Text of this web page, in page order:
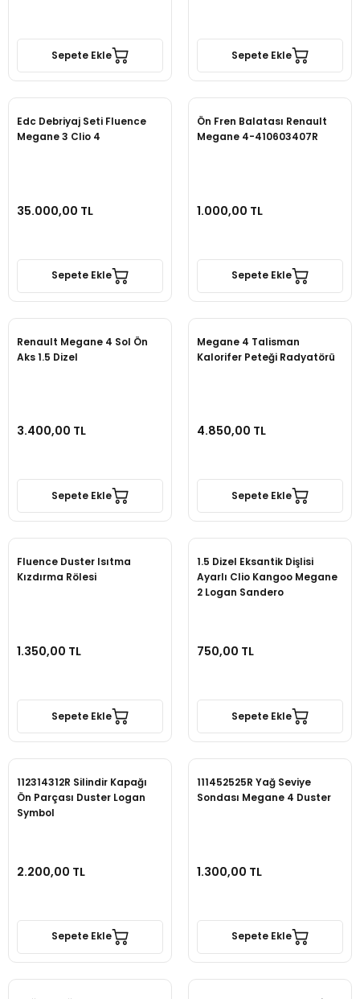
Sepete Ekle Sepete Ekle
Edc Debriyaj Seti Fluence
Megane 3 Clio 4
35.000,00 TL
Sepete Ekle
Ön Fren Balatası Renault
Megane 4-410603407R
1.000,00 TL
Sepete Ekle
Renault Megane 4 Sol Ön
Aks 1.5 Dizel
3.400,00 TL
Sepete Ekle
Megane 4 Talisman
Kalorifer Peteği Radyatörü
4.850,00 TL
Sepete Ekle
Fluence Duster Isıtma
Kızdırma Rölesi
1.350,00 TL
Sepete Ekle
1.5 Dizel Eksantik Dişlisi
Ayarlı Clio Kangoo Megane
2 Logan Sandero
750,00 TL
Sepete Ekle
112314312R Silindir Kapağı
Ön Parçası Duster Logan
Symbol
2.200,00 TL
Sepete Ekle
111452525R Yağ Seviye
Sondası Megane 4 Duster
1.300,00 TL
Sepete Ekle